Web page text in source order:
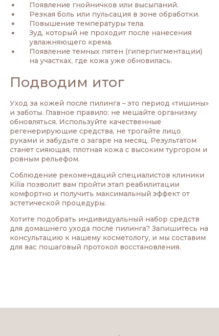
Появление гнойничков или высыпаний.
Резкая боль или пульсация в зоне обработки.
Повышение температуры тела.
Зуд, который не проходит после нанесения
увлажняющего крема.
Появление темных пятен (гиперпигментации)
на участках, где кожа уже обновилась.
Подводим итог
Уход за кожей после пилинга – это период «тишины»
и заботы. Главное правило: не мешайте организму
обновляться. Используйте качественные
регенерирующие средства, не трогайте лицо
руками и забудьте о загаре на месяц. Результатом
станет сияющая, плотная кожа с высоким тургором и
ровным рельефом.
Соблюдение рекомендаций специалистов клиники
Kilia позволит вам пройти этап реабилитации
комфортно и получить максимальный эффект от
эстетической процедуры.
Хотите подобрать индивидуальный набор средств
для домашнего ухода после пилинга? Запишитесь на
консультацию к нашему косметологу, и мы составим
для вас пошаговый протокол восстановления.